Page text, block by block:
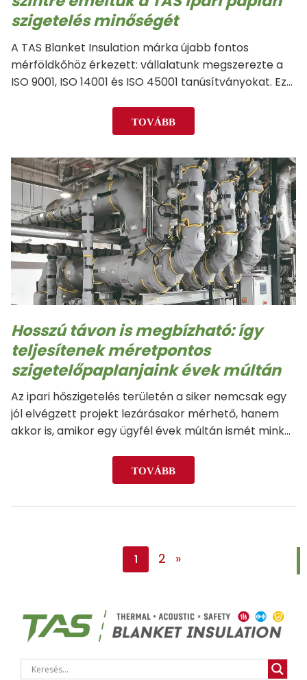
szigetelés minőségét
A TAS Blanket Insulation márka újabb fontos
mérföldkőhöz érkezett: vállalatunk megszerezte a
ISO 9001, ISO 14001 és ISO 45001 tanúsítványokat. Ez
hanem azt is, hogy az általunk gyártott TAS ipari
paplan szigetelések és bevarrt…
TOVÁBB
Hosszú távon is megbízható: így
teljesítenek méretpontos
szigetelőpaplanjaink évek múltán
Az ipari hőszigetelés területén a siker nemcsak egy
jól elvégzett projekt lezárásakor mérhető, hanem
akkor is, amikor egy ügyfél évek múltán ismét minket
megbízhatóságát talán semmi sem bizonyítja
jobban, mint az, hogy a korábban felszerelt…
TOVÁBB
1 2 »